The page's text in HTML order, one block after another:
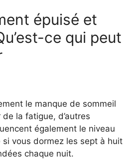
épuisé et
ce qui peut
le manque de sommeil
la fatigue, d’autres
également le niveau
vous dormez les sept à huit
chaque nuit.